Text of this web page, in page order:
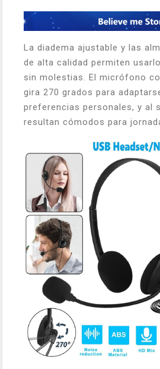
La diadema ajustable y las
de alta calidad permiten
sin molestias. El micrófono
gira 270 grados para
preferencias personales, y al
resultan cómodos para